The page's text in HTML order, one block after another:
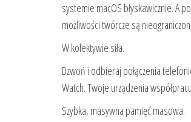
systemie macOS błyskawicznie. A
możliwości twórcze są
W kolektywie siła.
Dzwoń i odbieraj połączenia
Watch. Twoje urządzenia
Szybka, masywna pamięć masowa.